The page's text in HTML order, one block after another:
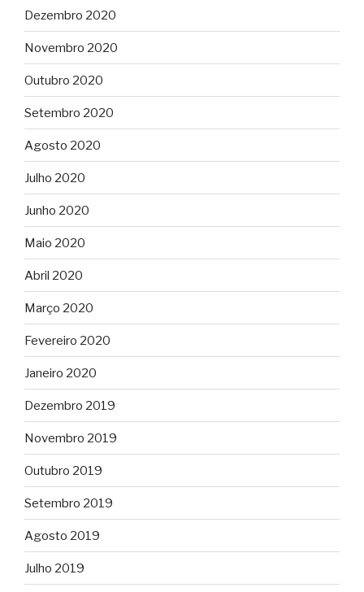
Dezembro 2020
Novembro 2020
Outubro 2020
Setembro 2020
Agosto 2020
Julho 2020
Junho 2020
Maio 2020
Abril 2020
Março 2020
Fevereiro 2020
Janeiro 2020
Dezembro 2019
Novembro 2019
Outubro 2019
Setembro 2019
Agosto 2019
Julho 2019